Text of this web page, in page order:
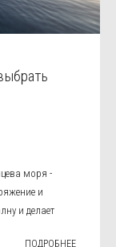
моря -
и
и делает
ПОДРОБНЕЕ